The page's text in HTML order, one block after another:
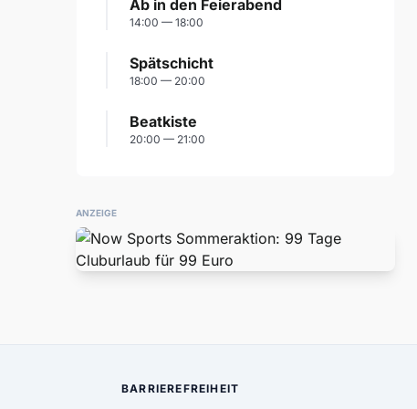
Ab in den Feierabend
14:00 — 18:00
Spätschicht
18:00 — 20:00
Beatkiste
20:00 — 21:00
ANZEIGE
BARRIEREFREIHEIT